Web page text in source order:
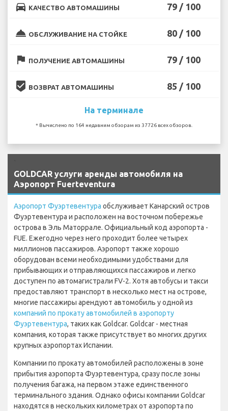
directions_car КАЧЕСТВО АВТОМАШИНЫ 79 / 100
room_service ОБСЛУЖИВАНИЕ НА СТОЙКЕ 80 / 100
flag ПОЛУЧЕНИЕ АВТОМАШИНЫ 79 / 100
beenhere ВОЗВРАТ АВТОМАШИНЫ 85 / 100
На терминале
* Вычислено по 164 недавним обзорам из 37726 всех обзоров.
GOLDCAR услуги аренды автомобиля на
Аэропорт Fuerteventura
Аэропорт Фуэртевентура обслуживает Канарский остров
Фуэртевентура и расположен на восточном побережье
острова в Эль Маторрале. Официальный код аэропорта -
FUE. Ежегодно через него проходит более четырех
миллионов пассажиров. Аэропорт также хорошо
оборудован всеми необходимыми удобствами для
прибывающих и отправляющихся пассажиров и легко
доступен по автомагистрали FV-2. Хотя автобусы и такси
предоставляют транспорт в несколько мест на острове,
многие пассажиры арендуют автомобиль у одной из
компаний по прокату автомобилей в аэропорту
Фуэртевентура, таких как Goldcar. Goldcar - местная
компания, которая также присутствует во многих других
крупных аэропортах Испании.
Компании по прокату автомобилей расположены в зоне
прибытия аэропорта Фуэртевентура, сразу после зоны
получения багажа, на первом этаже единственного
терминального здания. Однако офисы компании Goldcar
находятся в нескольких километрах от аэропорта по